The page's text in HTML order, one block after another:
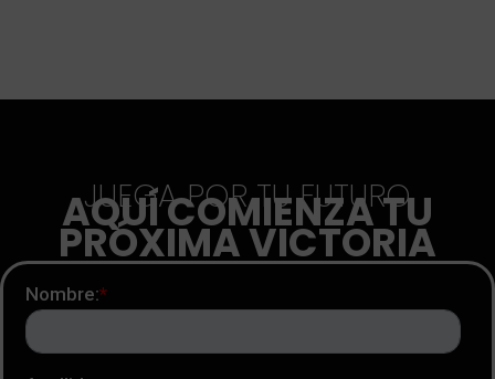
JUEGA POR TU FUTURO
AQUÍ COMIENZA TU
PRÓXIMA VICTORIA